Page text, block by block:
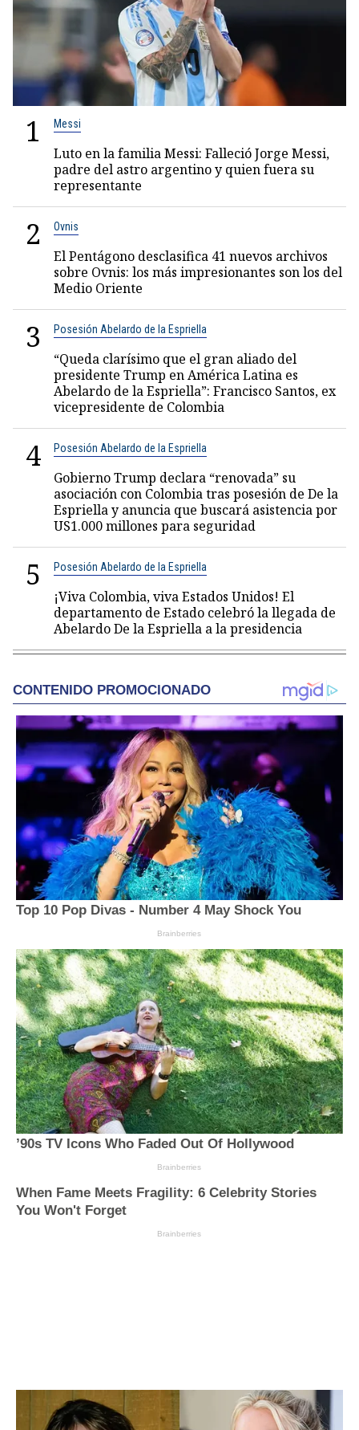
1 Messi
Luto en la familia Messi: Falleció Jorge Messi,
padre del astro argentino y quien fuera su
representante
2 Ovnis
El Pentágono desclasifica 41 nuevos archivos
sobre Ovnis: los más impresionantes son los del
Medio Oriente
3 Posesión Abelardo de la Espriella
“Queda clarísimo que el gran aliado del
presidente Trump en América Latina es
Abelardo de la Espriella”: Francisco Santos, ex
vicepresidente de Colombia
4 Posesión Abelardo de la Espriella
Gobierno Trump declara “renovada” su
asociación con Colombia tras posesión de De la
Espriella y anuncia que buscará asistencia por
US1.000 millones para seguridad
5 Posesión Abelardo de la Espriella
¡Viva Colombia, viva Estados Unidos! El
departamento de Estado celebró la llegada de
Abelardo De la Espriella a la presidencia